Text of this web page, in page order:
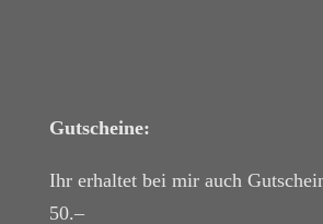
Gutscheine:
Ihr erhaltet bei mir auch
50.–